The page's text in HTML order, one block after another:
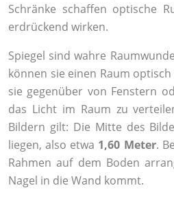
Schränke schaffen optische
erdrückend wirken.
Spiegel sind wahre
können sie einen Raum
sie gegenüber von Fenstern
das Licht im Raum zu
Bildern gilt: Die Mitte des
liegen, also etwa 1,60 Meter.
Rahmen auf dem Boden
Nagel in die Wand kommt.